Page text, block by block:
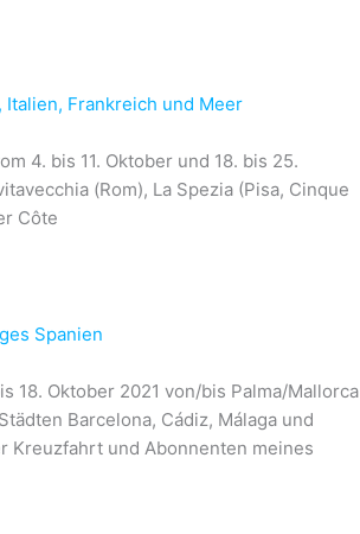
Italien, Frankreich und Meer
4. bis 11. Oktober und 18. bis 25.
(Rom), La Spezia (Pisa, Cinque
Côte
Spanien
18. Oktober 2021 von/bis Palma/Mallorca
Barcelona, Cádiz, Málaga und
Kreuzfahrt und Abonnenten meines